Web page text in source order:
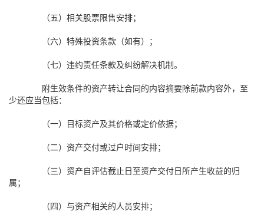
（五）相关股票限售安排；
（六）特殊投资条款（如有）；
（七）违约责任条款及纠纷解决机制。
附生效条件的资产转让合同的内容摘要除前款内容外，至
少还应当包括：
（一）目标资产及其价格或定价依据；
（二）资产交付或过户时间安排；
（三）资产自评估截止日至资产交付日所产生收益的归
属；
（四）与资产相关的人员安排；